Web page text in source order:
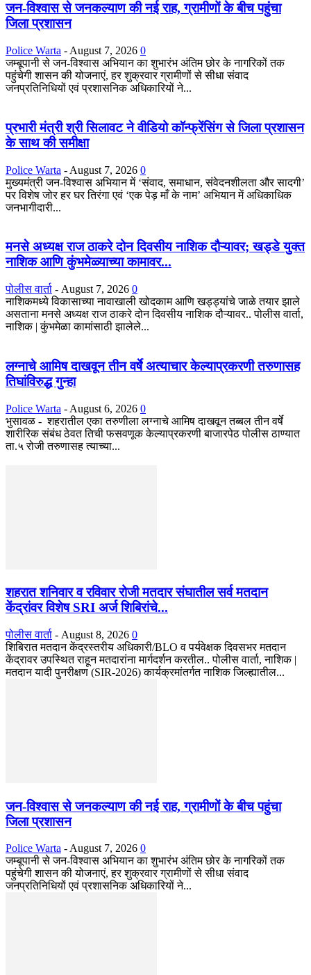
जन-विश्वास से जनकल्याण की नई राह, ग्रामीणों के बीच पहुंचा
जिला प्रशासन
Police Warta - August 7, 2026 0
जम्बूपानी से जन-विश्वास अभियान का शुभारंभ अंतिम छोर के नागरिकों तक
पहुंचेगी शासन की योजनाएं, हर शुक्रवार ग्रामीणों से सीधा संवाद
जनप्रतिनिधियों एवं प्रशासनिक अधिकारियों ने...
प्रभारी मंत्री श्री सिलावट ने वीडियो कॉन्फ्रेंसिंग से जिला प्रशासन
के साथ की समीक्षा
Police Warta - August 7, 2026 0
मुख्यमंत्री जन-विश्वास अभियान में ‘संवाद, समाधान, संवेदनशीलता और सादगी’
पर विशेष जोर हर घर तिरंगा एवं ‘एक पेड़ माँ के नाम’ अभियान में अधिकाधिक
जनभागीदारी...
मनसे अध्यक्ष राज ठाकरे दोन दिवसीय नाशिक दौऱ्यावर; खड्डे युक्त
नाशिक आणि कुंभमेळ्याच्या कामावर...
पोलीस वार्ता - August 7, 2026 0
नाशिकमध्ये विकासाच्या नावाखाली खोदकाम आणि खड्ड्यांचे जाळे तयार झाले
असताना मनसे अध्यक्ष राज ठाकरे दोन दिवसीय नाशिक दौऱ्यावर.. पोलीस वार्ता,
नाशिक | कुंभमेळा कामांसाठी झालेले...
लग्नाचे आमिष दाखवून तीन वर्षे अत्याचार केल्याप्रकरणी तरुणासह
तिघांविरुद्ध गुन्हा
Police Warta - August 6, 2026 0
भुसावळ - शहरातील एका तरुणीला लग्नाचे आमिष दाखवून तब्बल तीन वर्षे
शारीरिक संबंध ठेवत तिची फसवणूक केल्याप्रकरणी बाजारपेठ पोलीस ठाण्यात
ता.५ रोजी तरुणासह त्याच्या...
शहरात शनिवार व रविवार रोजी मतदार संघातील सर्व मतदान
केंद्रांवर विशेष SRI अर्ज शिबिरांचे...
पोलीस वार्ता - August 8, 2026 0
शिबिरात मतदान केंद्रस्तरीय अधिकारी/BLO व पर्यवेक्षक दिवसभर मतदान
केंद्रावर उपस्थित राहून मतदारांना मार्गदर्शन करतील.. पोलीस वार्ता, नाशिक |
मतदान यादी पुनरीक्षण (SIR-2026) कार्यक्रमांतर्गत नाशिक जिल्ह्यातील...
जन-विश्वास से जनकल्याण की नई राह, ग्रामीणों के बीच पहुंचा
जिला प्रशासन
Police Warta - August 7, 2026 0
जम्बूपानी से जन-विश्वास अभियान का शुभारंभ अंतिम छोर के नागरिकों तक
पहुंचेगी शासन की योजनाएं, हर शुक्रवार ग्रामीणों से सीधा संवाद
जनप्रतिनिधियों एवं प्रशासनिक अधिकारियों ने...